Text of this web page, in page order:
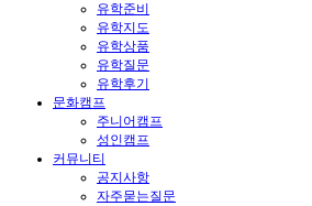
유학준비
유학지도
유학상품
유학질문
유학후기
문화캠프
주니어캠프
성인캠프
커뮤니티
공지사항
자주묻는질문